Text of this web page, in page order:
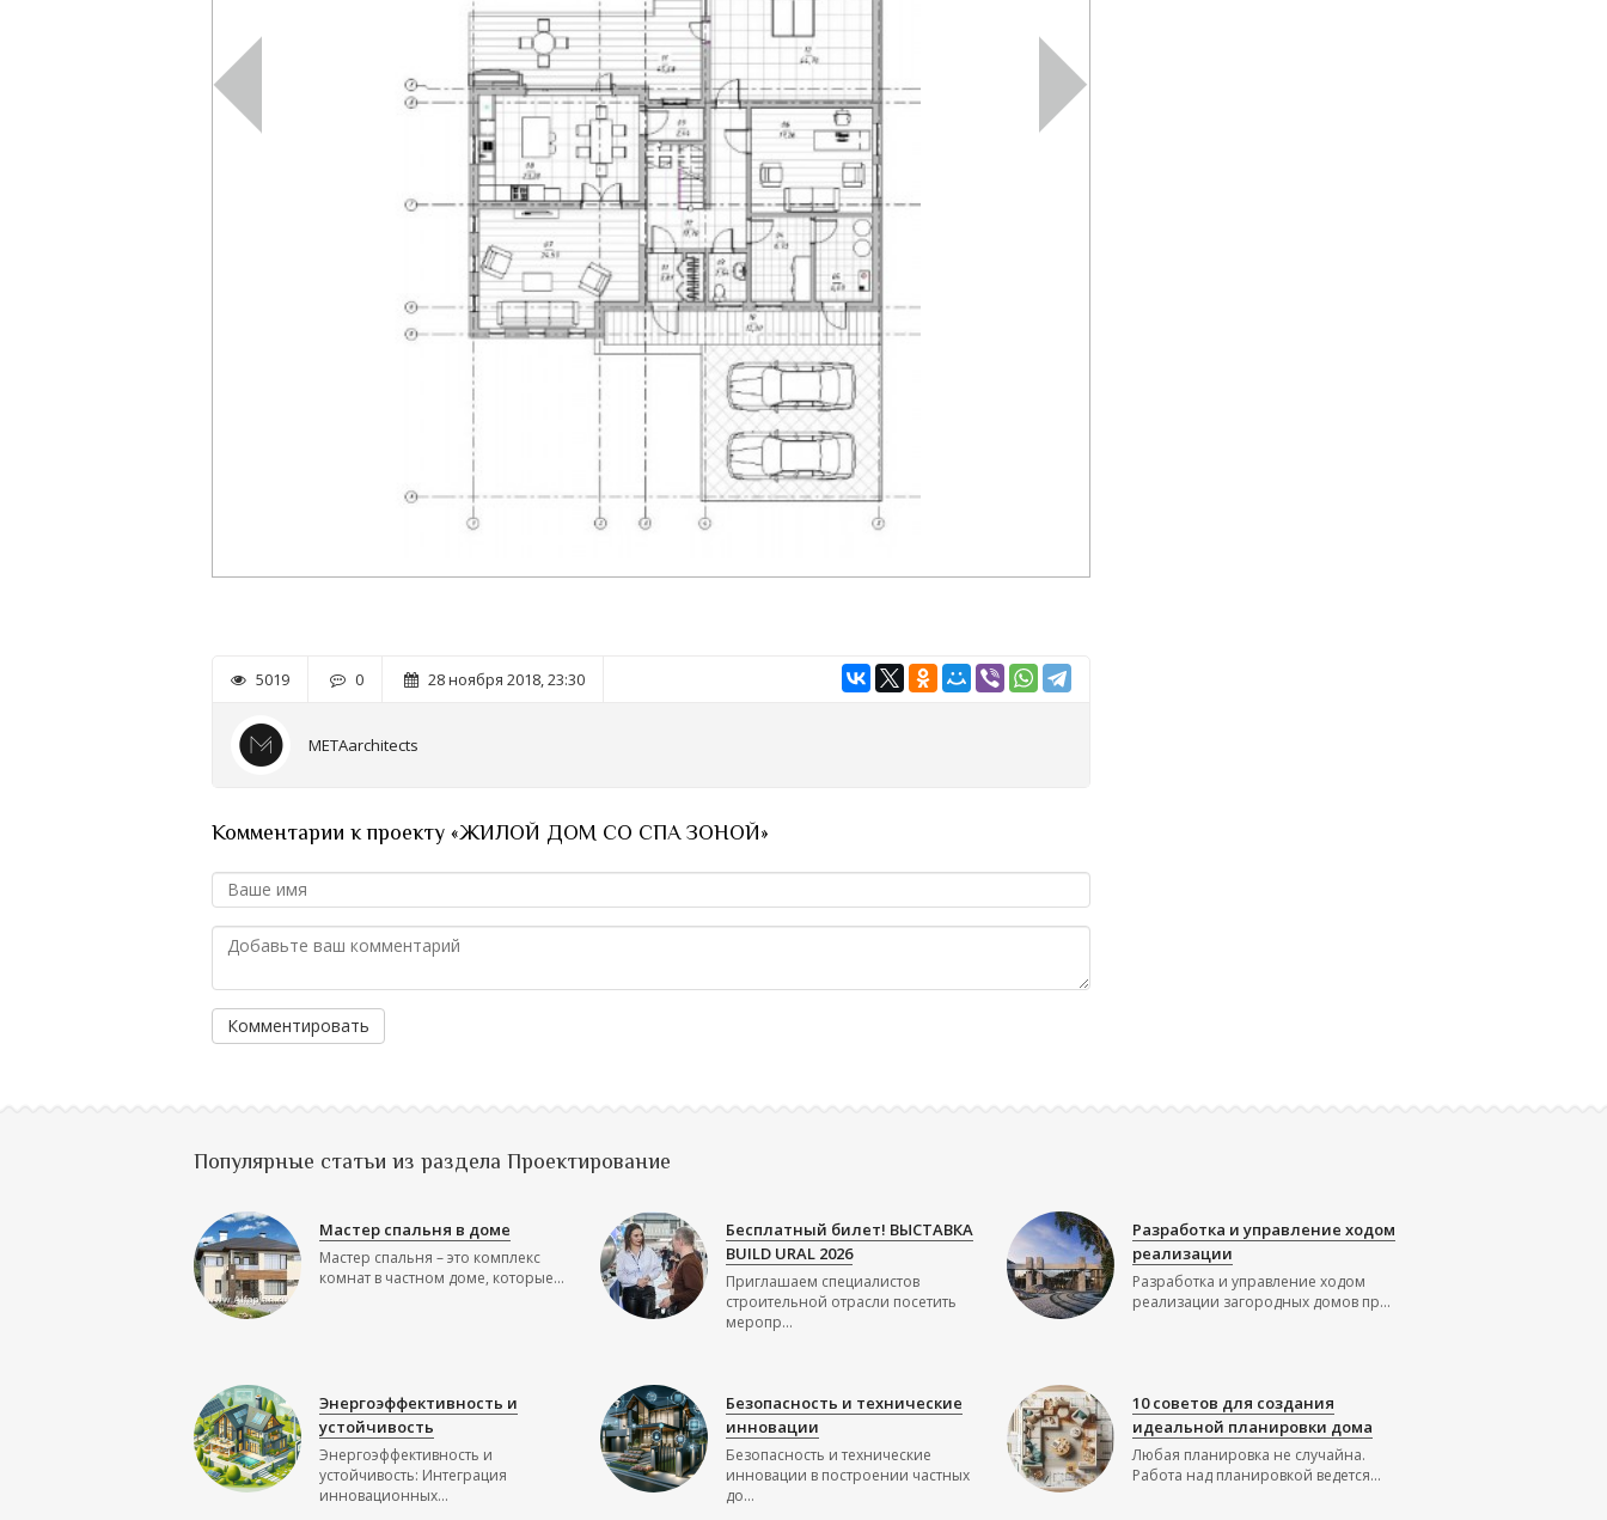
5019 0 28 ноября 2018, 23:30
METAarchitects
Комментарии к проекту «ЖИЛОЙ ДОМ СО СПА ЗОНОЙ»
Комментировать
Популярные статьи из раздела Проектирование
Мастер спальня в доме
Мастер спальня – это комплекс
комнат в частном доме, которые...
Бесплатный билет! ВЫСТАВКА
BUILD URAL 2026
Приглашаем специалистов
строительной отрасли посетить
меропр...
Разработка и управление ходом
реализации
Разработка и управление ходом
реализации загородных домов пр...
Энергоэффективность и
устойчивость
Энергоэффективность и
устойчивость: Интеграция
инновационных...
Безопасность и технические
инновации
Безопасность и технические
инновации в построении частных
до...
10 советов для создания
идеальной планировки дома
Любая планировка не случайна.
Работа над планировкой ведется...